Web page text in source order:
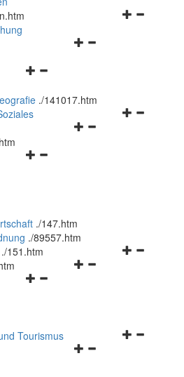
Navigationsmenü
Navigationsmenü
und
schließen
./141017.htm
Navigationsmenü
Navigationsmenü
./147.htm
./89557.htm
Navigationsmenü
./151.htm
Navigationsmenü
Navigationsmenü
Tourismus